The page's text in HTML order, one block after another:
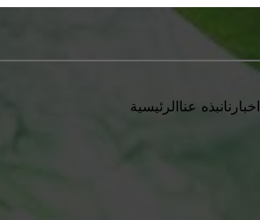
الرئيسيةنبذه عنااخبارنا